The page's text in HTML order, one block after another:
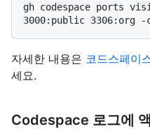
gh codespace ports
자세한 내용은 코드스페이
세요.
Codespace 로그에